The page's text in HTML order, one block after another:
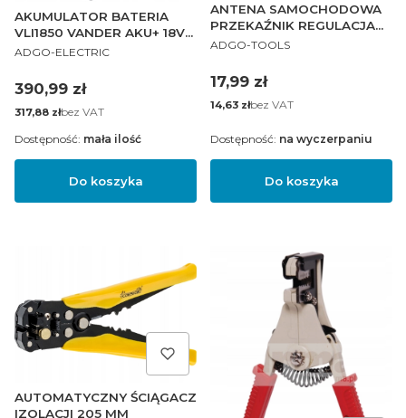
AKUMULATOR BATERIA
VLI1850 VANDER AKU+ 18V
5.0AH
PRODUCENT
ADGO-ELECTRIC
Cena
390,99 zł
Cena
317,88 złbez VAT
Do koszyka
Dostępność: mała ilość
ANTENA SAMOCHODOWA
PRZEKAŹNIK REGULACJA
180°
PRODUCENT
ADGO-TOOLS
Cena
17,99 zł
Cena
14,63 złbez VAT
Do koszyka
Dostępność: na wyczerpaniu
AUTOMATYCZNY ŚCIĄGACZ
IZOLACJI 205 MM